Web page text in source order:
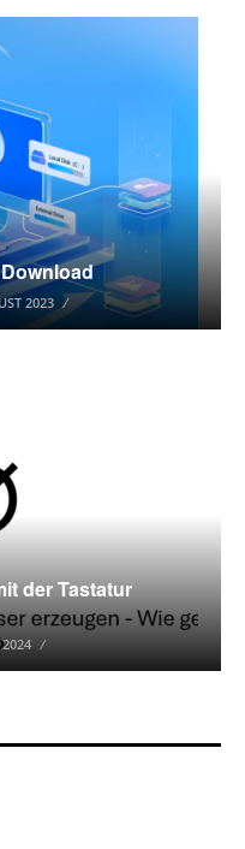
2023
der Tastatur